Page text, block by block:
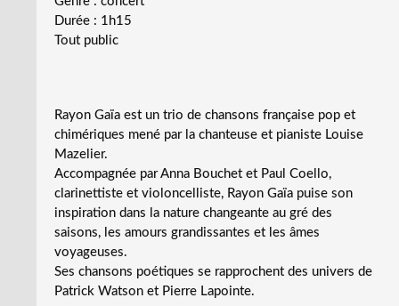
Durée : 1h15
Tout public
Rayon Gaïa est un trio de chansons française pop et
chimériques mené par la chanteuse et pianiste Louise
Mazelier.
Accompagnée par Anna Bouchet et Paul Coello,
clarinettiste et violoncelliste, Rayon Gaïa puise son
inspiration dans la nature changeante au gré des
saisons, les amours grandissantes et les âmes
voyageuses.
Ses chansons poétiques se rapprochent des univers de
Patrick Watson et Pierre Lapointe.